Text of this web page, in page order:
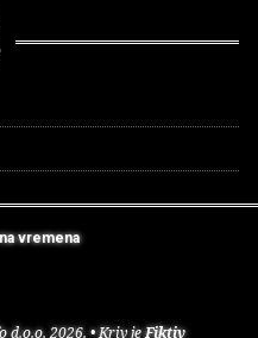
vremena
d.o.o. 2026. • Kriv jeFiktiv